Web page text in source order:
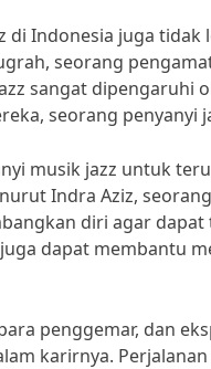
di Indonesia juga
seorang
sangat dipengaruhi
seorang
musik jazz untuk
Indra Aziz,
diri agar
dapat membantu
penggemar, dan
karirnya.